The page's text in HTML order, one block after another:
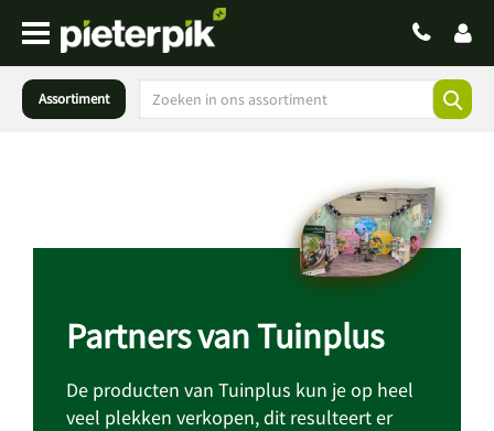
Assortiment
Partners van Tuinplus
De producten van Tuinplus kun je op heel
veel plekken verkopen, dit resulteert er